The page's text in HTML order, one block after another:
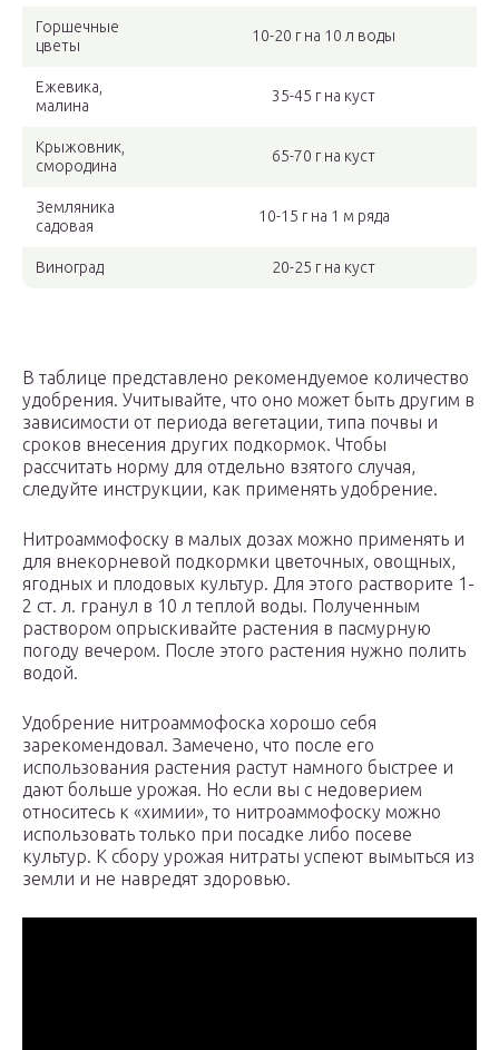
Горшечные
цветы
10-20 г на 10 л воды
Ежевика,
малина
35-45 г на куст
Крыжовник,
смородина
65-70 г на куст
Земляника
садовая
10-15 г на 1 м ряда
Виноград 20-25 г на куст
В таблице представлено рекомендуемое количество
удобрения. Учитывайте, что оно может быть другим в
зависимости от периода вегетации, типа почвы и
сроков внесения других подкормок. Чтобы
рассчитать норму для отдельно взятого случая,
следуйте инструкции, как применять удобрение.
Нитроаммофоску в малых дозах можно применять и
для внекорневой подкормки цветочных, овощных,
ягодных и плодовых культур. Для этого растворите 1-
2 ст. л. гранул в 10 л теплой воды. Полученным
раствором опрыскивайте растения в пасмурную
погоду вечером. После этого растения нужно полить
водой.
Удобрение нитроаммофоска хорошо себя
зарекомендовал. Замечено, что после его
использования растения растут намного быстрее и
дают больше урожая. Но если вы с недоверием
относитесь к «химии», то нитроаммофоску можно
использовать только при посадке либо посеве
культур. К сбору урожая нитраты успеют вымыться из
земли и не навредят здоровью.